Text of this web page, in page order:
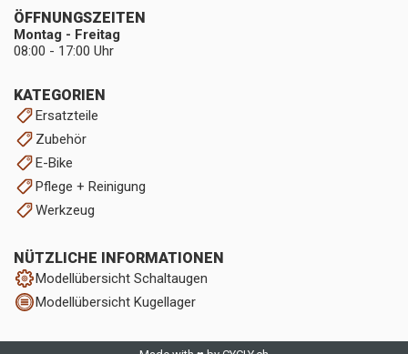
KATEGORIEN
Ersatzteile
Zubehör
E-Bike
Pflege + Reinigung
Werkzeug
NÜTZLICHE INFORMATIONEN
Modellübersicht Schaltaugen
Modellübersicht Kugellager
ÖFFNUNGSZEITEN
Montag - Freitag
08:00 - 17:00 Uhr